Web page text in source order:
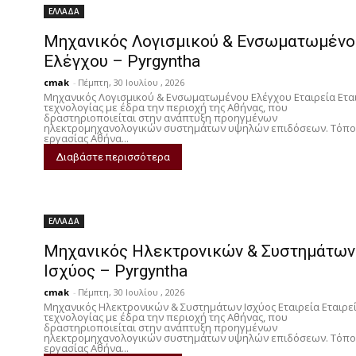
ΕΛΛΑΔΑ
Μηχανικός Λογισμικού &
Ελέγχου – Pyrgyntha
cmak - Πέμπτη, 30 Ιουλίου , 2026
Μηχανικός Λογισμικού & Ενσωματωμένου Ελέγχου Εταιρεία
τεχνολογίας με έδρα την περιοχή της Αθήνας, που
δραστηριοποιείται στην ανάπτυξη προηγμένων
ηλεκτρομηχανολογικών συστημάτων υψηλών επιδόσεων.
εργασίας Αθήνα...
Διαβάστε περισσότερα
ΕΛΛΑΔΑ
Μηχανικός Ηλεκτρονικών & Συστημάτων
Ισχύος – Pyrgyntha
cmak - Πέμπτη, 30 Ιουλίου , 2026
Μηχανικός Ηλεκτρονικών & Συστημάτων Ισχύος Εταιρεία
τεχνολογίας με έδρα την περιοχή της Αθήνας, που
δραστηριοποιείται στην ανάπτυξη προηγμένων
ηλεκτρομηχανολογικών συστημάτων υψηλών επιδόσεων.
εργασίας Αθήνα...